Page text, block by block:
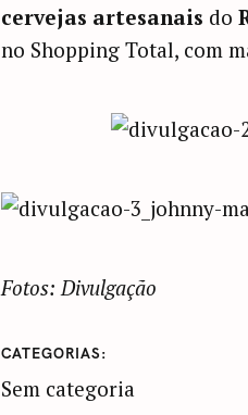
cervejas artesanais do
no Shopping Total, com
Fotos: Divulgação
CATEGORIAS
Sem categoria